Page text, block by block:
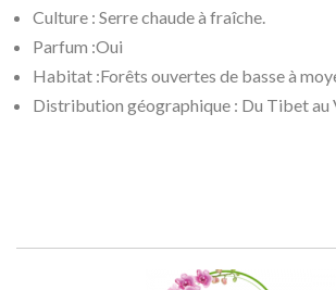
Culture : Serre chaude à fraîche.
Parfum :Oui
Habitat :Forêts ouvertes de basse à
Distribution géographique : Du Tibet au